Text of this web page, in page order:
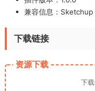
兼容信息：
下载链接
资源下载
下